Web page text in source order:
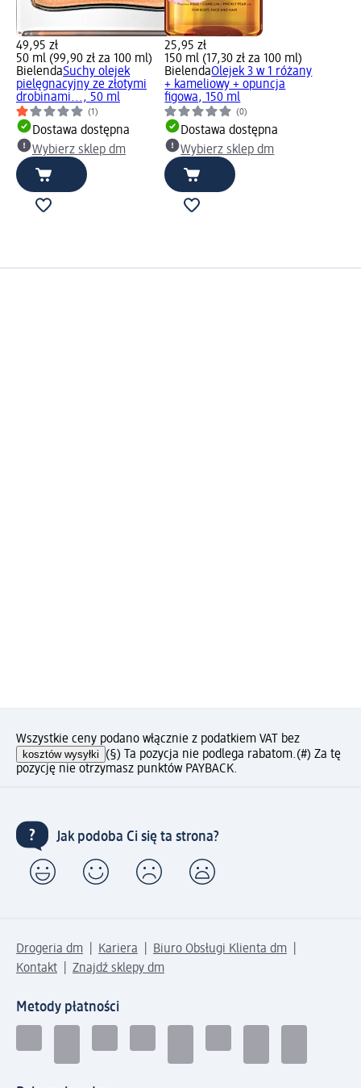
49,95 zł
50 ml (99,90 zł za 100 ml)
BielendaSuchy olejek
pielęgnacyjny ze złotymi
drobinami..., 50 ml
(1)
Dostawa dostępna
Wybierz sklep dm
25,95 zł
150 ml (17,30 zł za 100 ml)
BielendaOlejek 3 w 1 różany
+ kameliowy + opuncja
figowa, 150 ml
(0)
Dostawa dostępna
Wybierz sklep dm
Wszystkie ceny podano włącznie z podatkiem VAT bez
kosztów wysyłki (§) Ta pozycja nie podlega rabatom.(#) Za tę
pozycję nie otrzymasz punktów PAYBACK.
Jak podoba Ci się ta strona?
Drogeria dm Kariera
Biuro Obsługi Klienta dm
Kontakt
Znajdź sklepy dm
Metody płatności